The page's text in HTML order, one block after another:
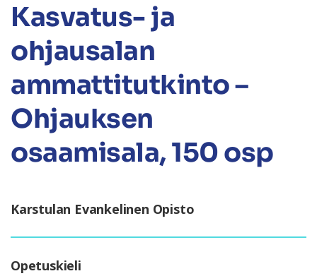
Kasvatus- ja
ohjausalan
ammattitutkinto –
Ohjauksen
osaamisala, 150 osp
Karstulan Evankelinen Opisto
Opetuskieli